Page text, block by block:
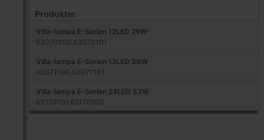
Produkter
Villa-lampa E-Serien 12LED 29W
63070100,63070101
Villa-lampa E-Serien 12LED 39W
63071100,63071101
Villa-lampa E-Serien 24LED 53W
63170101,63170100